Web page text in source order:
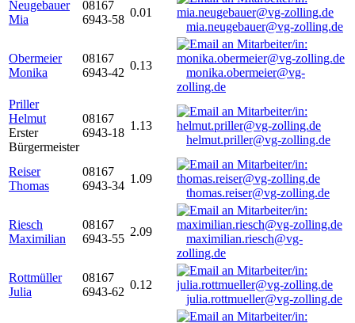
Neugebauer
Mia
08167
6943-58
0.01
mia.neugebauer@vg-zolling.de
Obermeier
Monika
08167
6943-42
0.13
monika.obermeier@vg-
zolling.de
Priller
Helmut
Erster
Bürgermeister
08167
6943-18
1.13
helmut.priller@vg-zolling.de
Reiser
Thomas
08167
6943-34
1.09
thomas.reiser@vg-zolling.de
Riesch
Maximilian
08167
6943-55
2.09
maximilian.riesch@vg-
zolling.de
Rottmüller
Julia
08167
6943-62
0.12
julia.rottmueller@vg-zolling.de